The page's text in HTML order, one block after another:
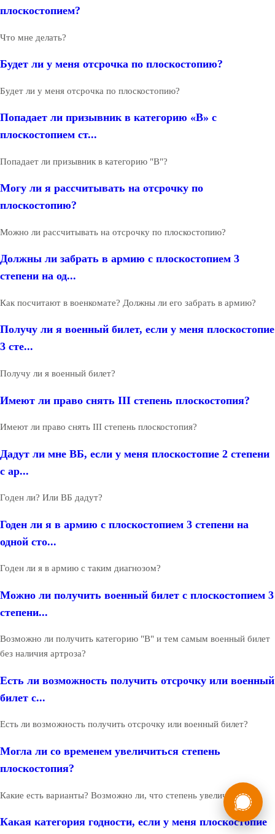
плоскостопием?
Что мне делать?
Будет ли у меня отсрочка по плоскостопию?
Будет ли у меня отсрочка по плоскостопию?
Попадает ли призывник в категорию «В» с
плоскостопием ст...
Попадает ли призывник в категорию "В"?
Могу ли я рассчитывать на отсрочку по
плоскостопию?
Можно ли рассчитывать на отсрочку по плоскостопию?
Должны ли забрать в армию с плоскостопием 3
степени на од...
Как посчитают в военкомате? Должны ли его забрать в армию?
Получу ли я военный билет, если у меня плоскостопие
3 сте...
Получу ли я военный билет?
Имеют ли право снять III степень плоскостопия?
Имеют ли право снять III степень плоскостопия?
Дадут ли мне ВБ, если у меня плоскостопие 2 степени
с ар...
Годен ли? Или ВБ дадут?
Годен ли я в армию с плоскостопием 3 степени на
одной сто...
Годен ли я в армию с таким диагнозом?
Можно ли получить военный билет с плоскостопием 3
степени...
Возможно ли получить категорию "В" и тем самым военный билет
без наличия артроза?
Есть ли возможность получить отсрочку или военный
билет с...
Есть ли возможность получить отсрочку или военный билет?
Могла ли со временем увеличиться степень
плоскостопия?
Какие есть варианты? Возможно ли, что степень увеличилась?
Какая категория годности, если у меня плоскостопие
консультация